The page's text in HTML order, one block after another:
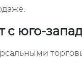
с юго-